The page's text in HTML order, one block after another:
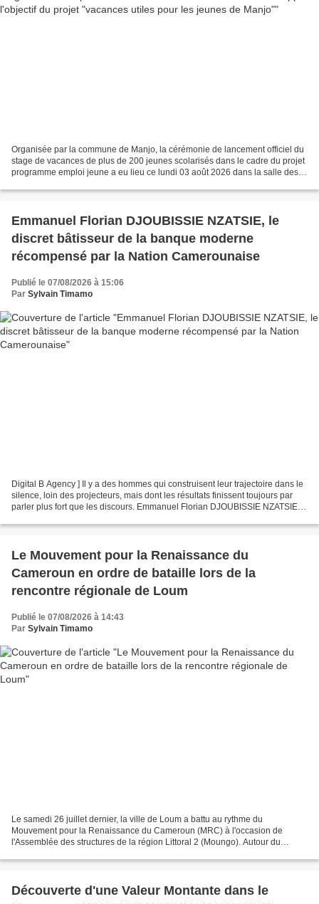
Organisée par la commune de Manjo, la cérémonie de lancement officiel du
stage de vacances de plus de 200 jeunes scolarisés dans le cadre du projet
programme emploi jeune a eu lieu ce lundi 03 août 2026 dans la salle des
Emmanuel Florian DJOUBISSIE NZATSIE, le
discret bâtisseur de la banque moderne
récompensé par la Nation Camerounaise
Publié le 07/08/2026 à 15:06
Par Sylvain Timamo
Digital B Agency ] Il y a des hommes qui construisent leur trajectoire dans le
silence, loin des projecteurs, mais dont les résultats finissent toujours par
parler plus fort que les discours. Emmanuel Florian DJOUBISSIE NZATSIE
Le Mouvement pour la Renaissance du
Cameroun en ordre de bataille lors de la
rencontre régionale de Loum
Publié le 07/08/2026 à 14:43
Par Sylvain Timamo
Le samedi 26 juillet dernier, la ville de Loum a battu au rythme du
Mouvement pour la Renaissance du Cameroun (MRC) à l'occasion de
l'Assemblée des structures de la région Littoral 2 (Moungo). Autour du
Découverte d'une Valeur Montante dans le